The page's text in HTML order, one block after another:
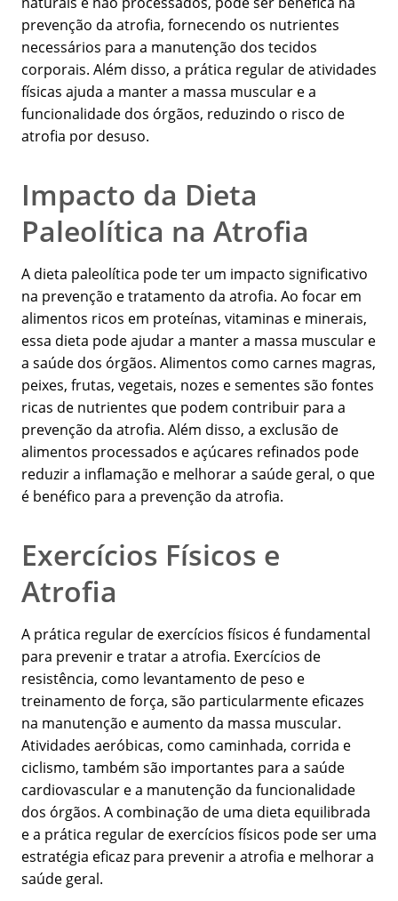
prevenção da atrofia, fornecendo os nutrientes
necessários para a manutenção dos tecidos
corporais. Além disso, a prática regular de atividades
físicas ajuda a manter a massa muscular e a
funcionalidade dos órgãos, reduzindo o risco de
atrofia por desuso.
Impacto da Dieta
Paleolítica na Atrofia
A dieta paleolítica pode ter um impacto significativo
na prevenção e tratamento da atrofia. Ao focar em
alimentos ricos em proteínas, vitaminas e minerais,
essa dieta pode ajudar a manter a massa muscular e
a saúde dos órgãos. Alimentos como carnes magras,
peixes, frutas, vegetais, nozes e sementes são fontes
ricas de nutrientes que podem contribuir para a
prevenção da atrofia. Além disso, a exclusão de
alimentos processados e açúcares refinados pode
reduzir a inflamação e melhorar a saúde geral, o que
é benéfico para a prevenção da atrofia.
Exercícios Físicos e
Atrofia
A prática regular de exercícios físicos é fundamental
para prevenir e tratar a atrofia. Exercícios de
resistência, como levantamento de peso e
treinamento de força, são particularmente eficazes
na manutenção e aumento da massa muscular.
Atividades aeróbicas, como caminhada, corrida e
ciclismo, também são importantes para a saúde
cardiovascular e a manutenção da funcionalidade
dos órgãos. A combinação de uma dieta equilibrada
e a prática regular de exercícios físicos pode ser uma
estratégia eficaz para prevenir a atrofia e melhorar a
saúde geral.